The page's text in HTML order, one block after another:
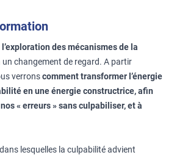
l’exploration des mécanismes de la
changement de regard. A partir
verronscomment transformer l’énergie
en une énergie constructrice, afin
« erreurs » sans culpabiliser, et à
lesquelles la culpabilité advient